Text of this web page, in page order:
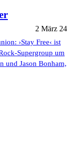
2 März 24
›Stay Free‹ ist
Supergroup um
und Jason Bonham,